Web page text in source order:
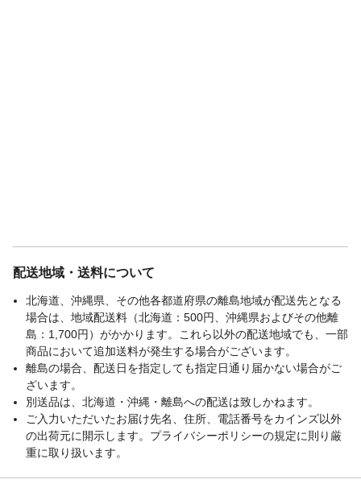
配送地域・送料について
北海道、沖縄県、その他各都道府県の離島地域が配送先となる
場合は、地域配送料（北海道：500円、沖縄県およびその他離
島：1,700円）がかかります。これら以外の配送地域でも、一部
商品において追加送料が発生する場合がございます。
離島の場合、配送日を指定しても指定日通り届かない場合がご
ざいます。
別送品は、北海道・沖縄・離島への配送は致しかねます。
ご入力いただいたお届け先名、住所、電話番号をカインズ以外
の出荷元に開示します。プライバシーポリシーの規定に則り厳
重に取り扱います。